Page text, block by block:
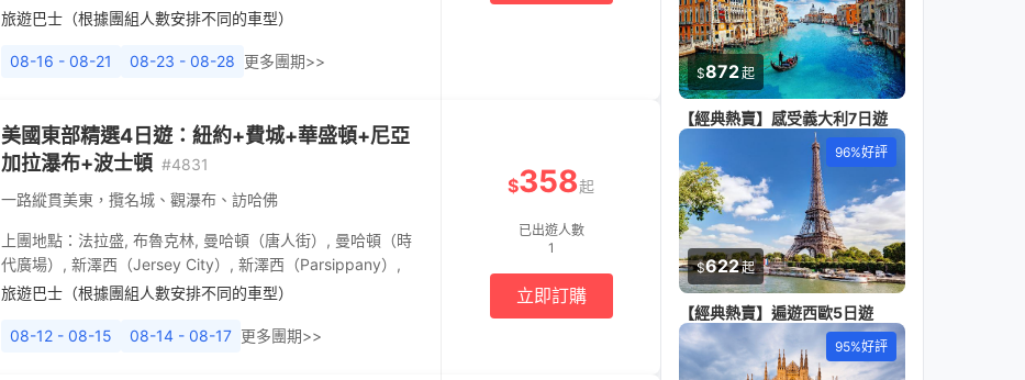
旅遊巴士（根據團組人數安排不同的車型）
08-16 - 08-21 08-23 - 08-28 更多團期>>
美國東部精選4日遊：紐約+費城+華盛頓+尼亞
加拉瀑布+波士頓 #4831
一路縱貫美東，攬名城、觀瀑布、訪哈佛
上團地點： 法拉盛, 布魯克林, 曼哈頓（唐人街） , 曼哈頓（時
代廣場） , 新澤西（Jersey City） , 新澤西（Parsippany） ,
旅遊巴士（根據團組人數安排不同的車型）
08-12 - 08-15 08-14 - 08-17 更多團期>>
$358起
已出遊人數
1
立即訂購
$872起
【經典熱賣】感受義大利7日遊
96%好評
$622起
【經典熱賣】遍遊西歐5日遊
95%好評